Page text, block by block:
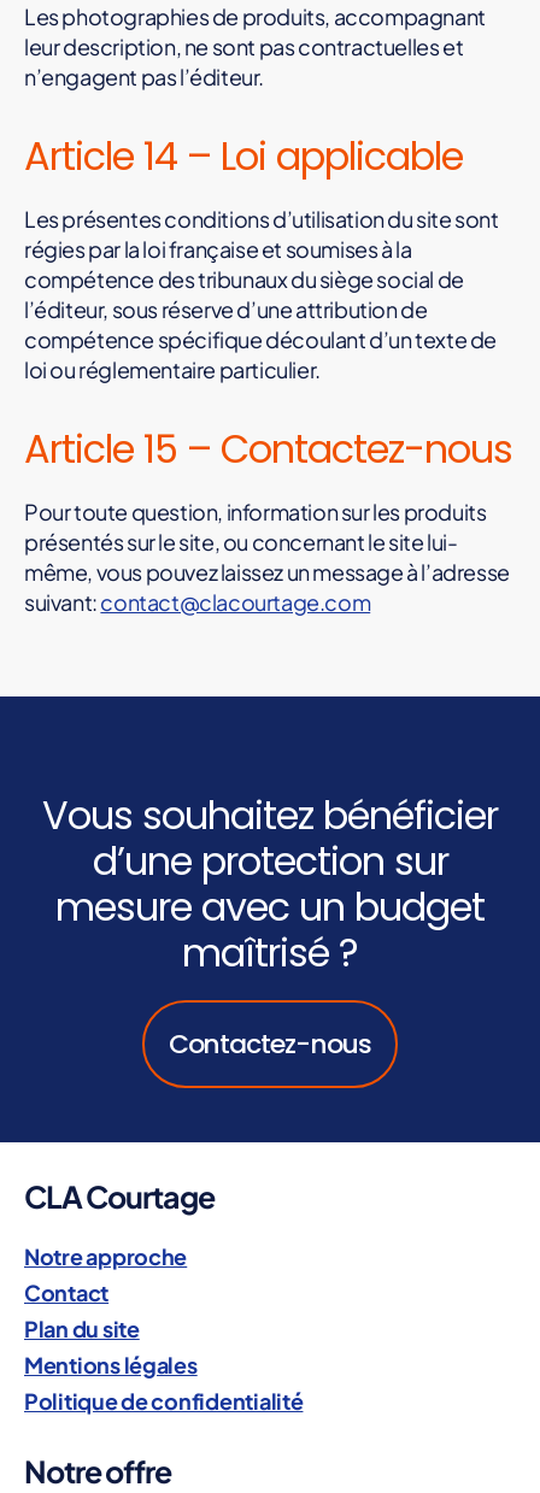
Les photographies de produits, accompagnant
leur description, ne sont pas contractuelles et
n’engagent pas l’éditeur.
Article 14 – Loi applicable
Les présentes conditions d’utilisation du site sont
régies par la loi française et soumises à la
compétence des tribunaux du siège social de
l’éditeur, sous réserve d’une attribution de
compétence spécifique découlant d’un texte de
loi ou réglementaire particulier.
Article 15 – Contactez-nous
Pour toute question, information sur les produits
présentés sur le site, ou concernant le site lui-
même, vous pouvez laissez un message à l’adresse
suivant:contact@clacourtage.com
Vous souhaitez bénéficier
d’une protection sur
mesure avec un budget
maîtrisé ?
Contactez-nous
CLA Courtage
Notre approche
Contact
Plan du site
Mentions légales
Politique de confidentialité
Notre offre